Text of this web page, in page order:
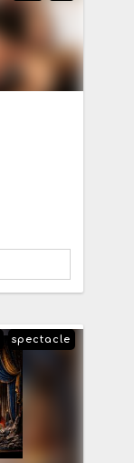
spectacle